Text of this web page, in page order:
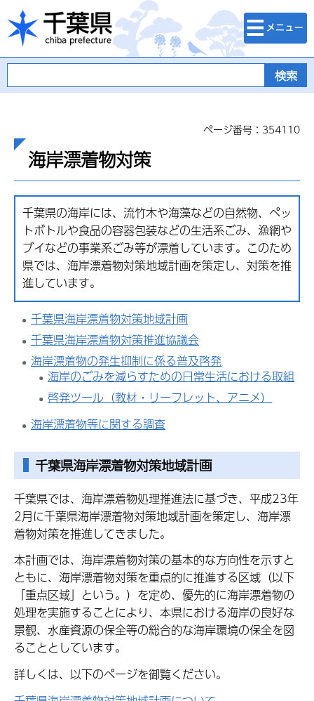
千葉県
検索・メニュ
ー
ページ番号：354110
海岸漂着物対策
千葉県の海岸には、流竹木や海藻などの自然物、ペッ
トボトルや食品の容器包装などの生活系ごみ、漁網や
ブイなどの事業系ごみ等が漂着しています。このため
県では、海岸漂着物対策地域計画を策定し、対策を推
進しています。
千葉県海岸漂着物対策地域計画
千葉県海岸漂着物対策推進協議会
海岸漂着物の発生抑制に係る普及啓発
海岸のごみを減らすための日常生活における取組
啓発ツール（教材・リーフレット、アニメ）
海岸漂着物等に関する調査
千葉県海岸漂着物対策地域計画
千葉県では、海岸漂着物処理推進法に基づき、平成23年
2月に千葉県海岸漂着物対策地域計画を策定し、海岸漂
着物対策を推進してきました。
本計画では、海岸漂着物対策の基本的な方向性を示すと
ともに、海岸漂着物対策を重点的に推進する区域（以下
「重点区域」という。）を定め、優先的に海岸漂着物の
処理を実施することにより、本県における海岸の良好な
景観、水産資源の保全等の総合的な海岸環境の保全を図
ることとしています。
詳しくは、以下のページを御覧ください。